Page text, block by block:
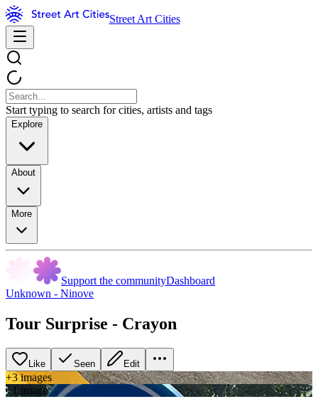
Street Art Cities
Start typing to search for cities, artists and tags
Explore
About
More
Support the communityDashboard
Unknown - Ninove
Tour Surprise - Crayon
Like Seen Edit
+3images
+1 image